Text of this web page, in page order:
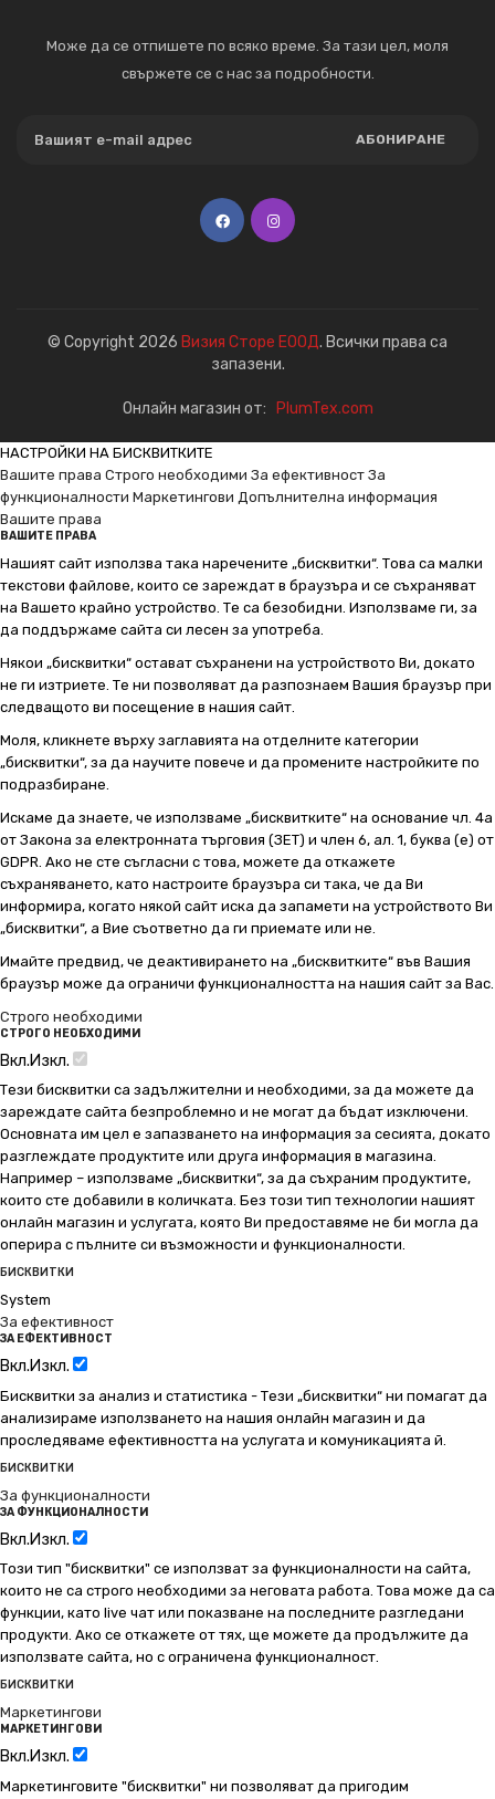
Може да се отпишете по всяко време. За тази цел, моля
свържете се с нас за подробности.
АБОНИРАНЕ
© Copyright 2026 Визия Сторе ЕООД. Всички права са
запазени.
Онлайн магазин от: PlumTex.com
НАСТРОЙКИ НА БИСКВИТКИТЕ
Вашите права Строго необходими За ефективност За
функционалности Маркетингови Допълнителна информация
Вашите права
ВАШИТЕ ПРАВА
Нашият сайт използва така наречените „бисквитки“. Това са малки
текстови файлове, които се зареждат в браузъра и се съхраняват
на Вашето крайно устройство. Те са безобидни. Използваме ги, за
да поддържаме сайта си лесен за употреба.
Някои „бисквитки“ остават съхранени на устройството Ви, докато
не ги изтриете. Те ни позволяват да разпознаем Вашия браузър при
следващото ви посещение в нашия сайт.
Моля, кликнете върху заглавията на отделните категории
„бисквитки“, за да научите повече и да промените настройките по
подразбиране.
Искаме да знаете, че използваме „бисквитките“ на основание чл. 4а
от Закона за електронната търговия (ЗЕТ) и член 6, ал. 1, буква (е) от
GDPR. Ако не сте съгласни с това, можете да откажете
съхраняването, като настроите браузъра си така, че да Ви
информира, когато някой сайт иска да запамети на устройството Ви
„бисквитки“, а Вие съответно да ги приемате или не.
Имайте предвид, че деактивирането на „бисквитките“ във Вашия
браузър може да ограничи функционалността на нашия сайт за Вас.
Строго необходими
СТРОГО НЕОБХОДИМИ
Вкл.Изкл.
Тези бисквитки са задължителни и необходими, за да можете да
зареждате сайта безпроблемно и не могат да бъдат изключени.
Основната им цел е запазването на информация за сесията, докато
разглеждате продуктите или друга информация в магазина.
Например – използваме „бисквитки“, за да съхраним продуктите,
които сте добавили в количката. Без този тип технологии нашият
онлайн магазин и услугата, която Ви предоставяме не би могла да
оперира с пълните си възможности и функционалности.
БИСКВИТКИ
System
За ефективност
ЗА ЕФЕКТИВНОСТ
Вкл.Изкл.
Бисквитки за анализ и статистика - Тези „бисквитки“ ни помагат да
анализираме използването на нашия онлайн магазин и да
проследяваме ефективността на услугата и комуникацията й.
БИСКВИТКИ
За функционалности
ЗА ФУНКЦИОНАЛНОСТИ
Вкл.Изкл.
Този тип "бисквитки" се използват за функционалности на сайта,
които не са строго необходими за неговата работа. Това може да са
функции, като live чат или показване на последните разгледани
продукти. Ако се откажете от тях, ще можете да продължите да
използвате сайта, но с ограничена функционалност.
БИСКВИТКИ
Маркетингови
МАРКЕТИНГОВИ
Вкл.Изкл.
Маркетинговите "бисквитки" ни позволяват да пригодим